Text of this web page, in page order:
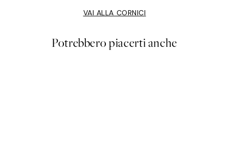
VAI ALLA CORNICI
Potrebbero piacerti anche